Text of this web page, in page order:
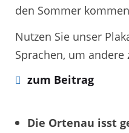
den Sommer
Nutzen Sie unser
Sprachen, um
zum Beitrag
Die Ortenau isst